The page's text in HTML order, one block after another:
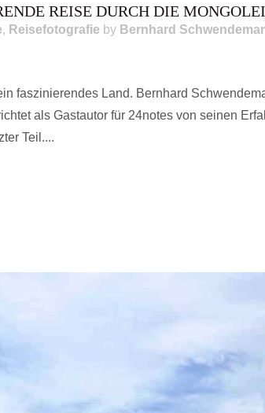
REISE DURCH DIE
, Reisefotografie by Bernhard
faszinierendes Land. Bernhard
als Gastautor für 24notes von seinen
Teil....